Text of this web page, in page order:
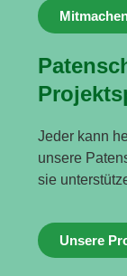
Jeder kann
unsere
sie
Unsere